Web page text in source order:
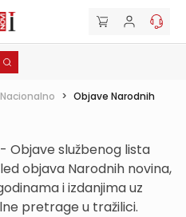
Nacionalno > Objave Narodnih
Objave službenog lista
objava Narodnih novina,
i izdanjima uz
pretrage u tražilici.